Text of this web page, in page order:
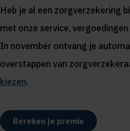
Heb je al een zorgverzekering
met onze service,
In november ontvang je
overstappen van
kiezen.
Bereken je premie